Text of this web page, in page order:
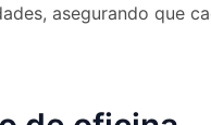
asegurando que